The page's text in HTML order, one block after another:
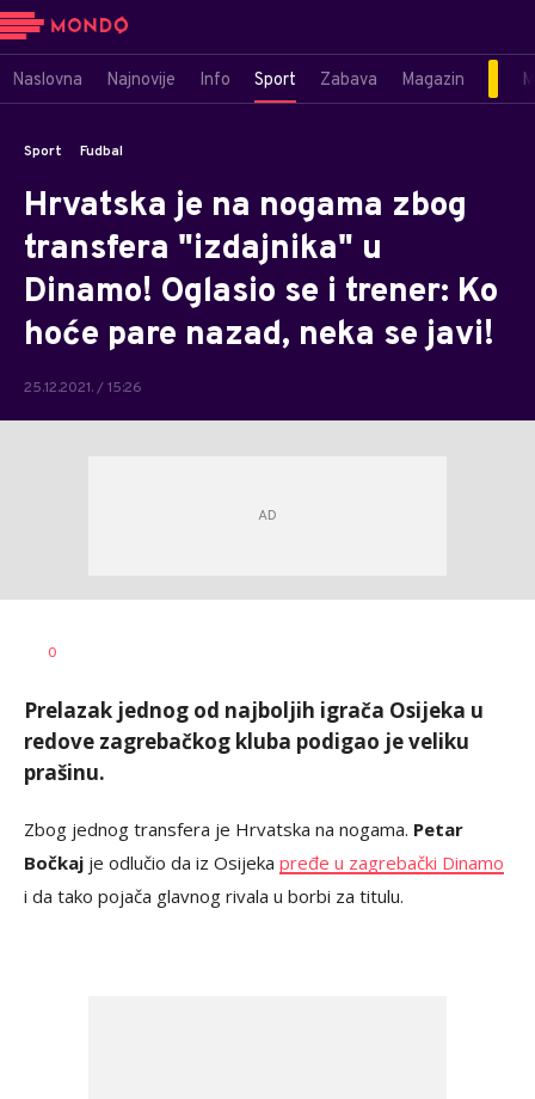
Naslovna Najnovije Info Sport Zabava Magazin
Sport Fudbal
Hrvatska je na nogama zbog
transfera "izdajnika" u
Dinamo! Oglasio se i trener: Ko
hoće pare nazad, neka se javi!
25.12.2021. / 15:26
AUTOR
0
Prelazak jednog od najboljih igrača Osijeka u
redove zagrebačkog kluba podigao je veliku
prašinu.
Zbog jednog transfera je Hrvatska na nogama. Petar
Bočkaj je odlučio da iz Osijeka pređe u zagrebački Dinamo
i da tako pojača glavnog rivala u borbi za titulu.